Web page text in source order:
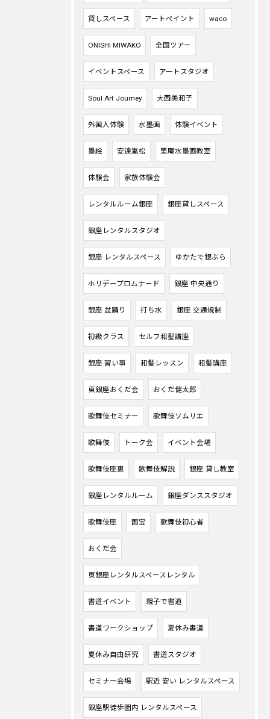
貸しスペース アートペイント waco
ONISHI MIWAKO 全国ツアー
イベントスペース アートスタジオ
Soul Art Journey 大西美和子
外国人体験 水墨画 体験イベント
墨絵 安達嵐松 栗庵水墨画教室
体験会 家族体験会
レンタルルーム銀座 銀座貸しスペース
銀座レンタルスタジオ
銀座 レンタルスペース ゆかたで銀ぶら
ホリデープロムナード 銀座 中央通り
銀座 盆踊り 打ち水 銀座 交通規制
初級クラス セルフ和髪講座
銀座 習い事 和髪レッスン 和髪講座
東銀座おくだ会 おくだ健太郎
歌舞伎セミナー 歌舞伎ソムリエ
歌舞伎 トーク会 イベント会場
歌舞伎座裏 歌舞伎解説 銀座 貸し教室
銀座レンタルルーム 銀座ダンススタジオ
歌舞伎座 国宝 歌舞伎初心者
おくだ会
東銀座レンタルスペースレンタル
書道イベント 親子で書道
書道ワークショップ 夏休み書道
夏休み自由研究 書道スタジオ
セミナー会場 駅近 安い レンタルスペース
銀座駅徒歩圏内 レンタルスペース